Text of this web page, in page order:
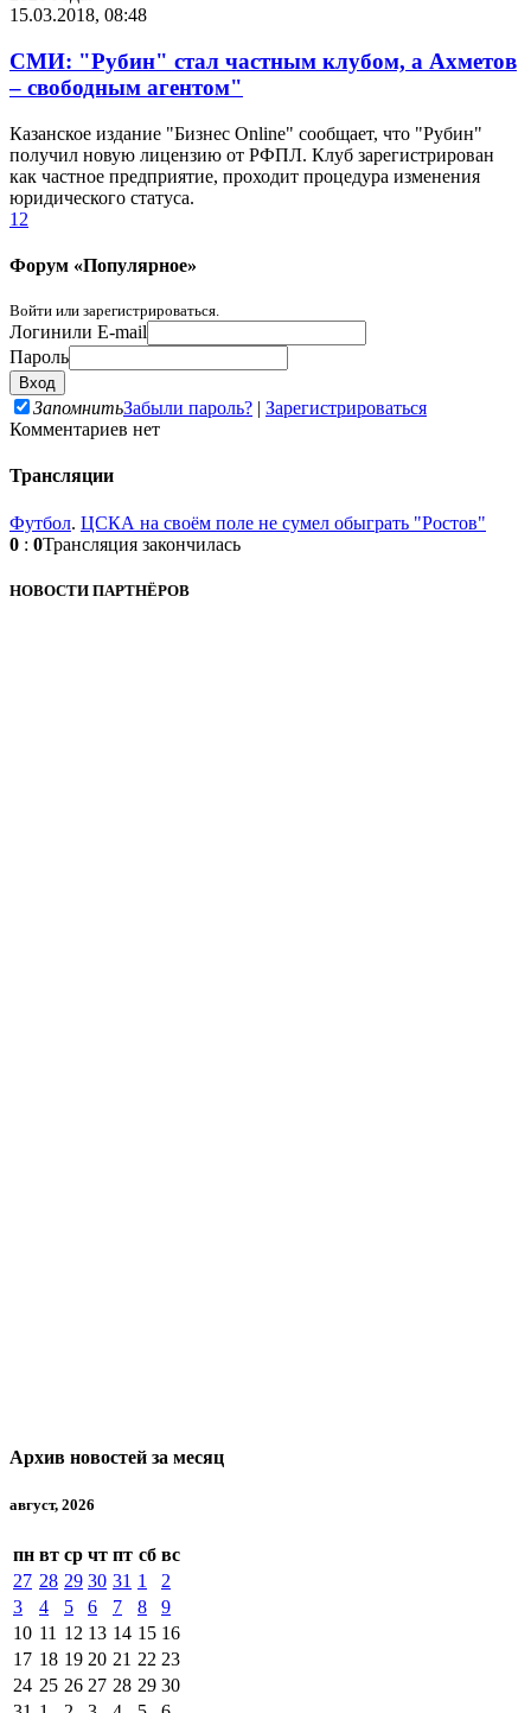
15.03.2018, 08:48
СМИ: "Рубин" стал частным клубом, а Ахметов
– свободным агентом"
Казанское издание "Бизнес Online" сообщает, что "Рубин"
получил новую лицензию от РФПЛ. Клуб зарегистрирован
как частное предприятие, проходит процедура изменения
юридического статуса.
1 2
Форум «Популярное»
Войти или зарегистрироваться.
Логинили E-mail
Пароль
ЗапомнитьЗабыли пароль? | Зарегистрироваться
Комментариев нет
Трансляции
Футбол. ЦСКА на своём поле не сумел обыграть "Ростов"
0 : 0Трансляция закончилась
НОВОСТИ ПАРТНЁРОВ
Архив новостей за месяц
август, 2026
пн вт ср чт пт сб вс
27 28 29 30 31 1
2
3
4 5 6 7 8
9
10 11 12 13 14 15 16
17 18 19 20 21 22 23
24 25 26 27 28 29 30